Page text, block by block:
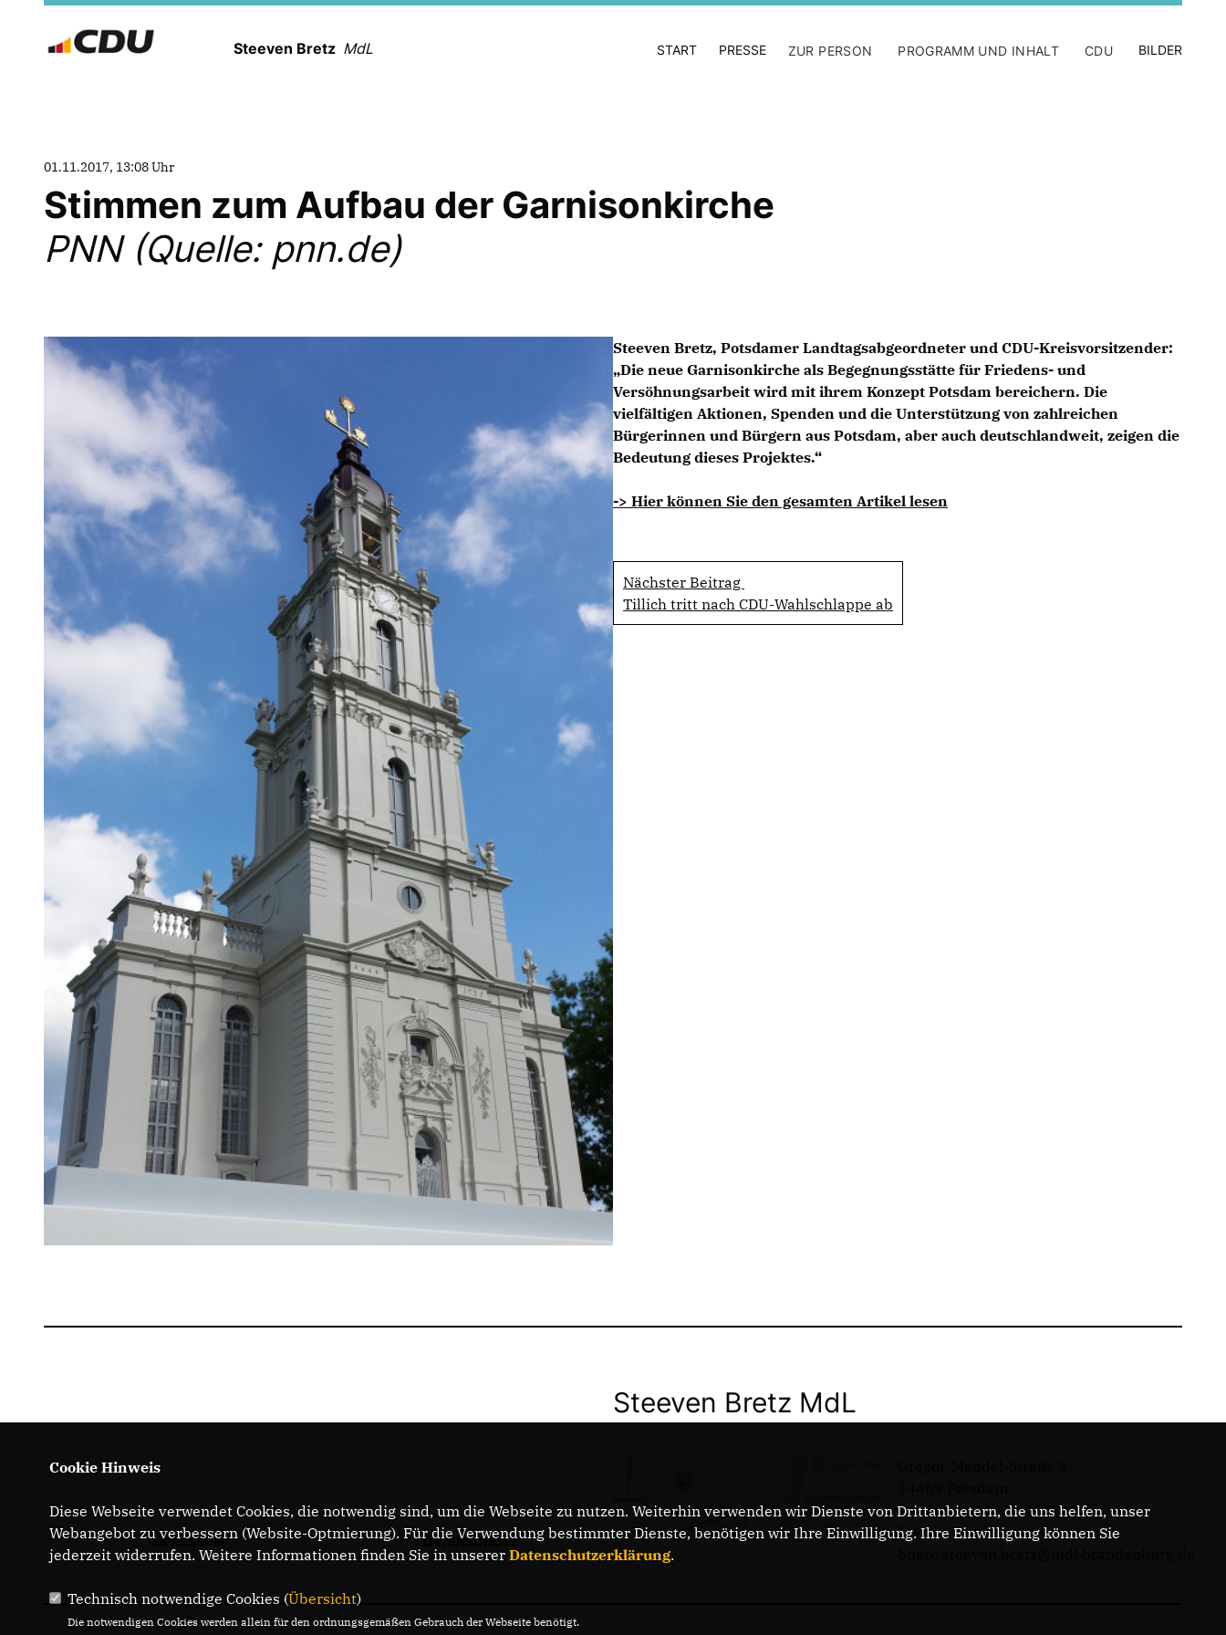
Steeven Bretz MdL START PRESSE ZUR PERSON PROGRAMM UND INHALT CDU BILDER
01.11.2017, 13:08 Uhr
Stimmen zum Aufbau der Garnisonkirche
PNN (Quelle: pnn.de)
Steeven Bretz, Potsdamer Landtagsabgeordneter und CDU-Kreisvorsitzender:
Die neue Garnisonkirche als Begegnungsstätte für Friedens- und
Versöhnungsarbeit wird mit ihrem Konzept Potsdam bereichern. Die
vielfältigen Aktionen, Spenden und die Unterstützung von zahlreichen
Bürgerinnen und Bürgern aus Potsdam, aber auch deutschlandweit, zeigen die
Bedeutung dieses Projektes.“
-> Hier können Sie den gesamten Artikel lesen
Nächster Beitrag
Tillich tritt nach CDU-Wahlschlappe ab
IMPRESSUM DATENSCHUTZ
Steeven Bretz MdL
Telefon: 0331 - 20085713
E-Mail:
Cookie Hinweis
Diese Webseite verwendet Cookies, die notwendig sind, um die Webseite zu nutzen. Weiterhin verwenden wir Dienste von Drittanbietern, die uns helfen, unser
Webangebot zu verbessern (Website-Optmierung). Für die Verwendung bestimmter Dienste, benötigen wir Ihre Einwilligung. Ihre Einwilligung können Sie
jederzeit widerrufen. Weitere Informationen finden Sie in unserer Datenschutzerklärung.
Technisch notwendige Cookies (Übersicht)
Die notwendigen Cookies werden allein für den ordnungsgemäßen Gebrauch der Webseite benötigt.